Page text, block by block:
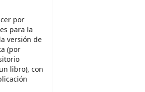
por
para la
versión de
(por
libro), con